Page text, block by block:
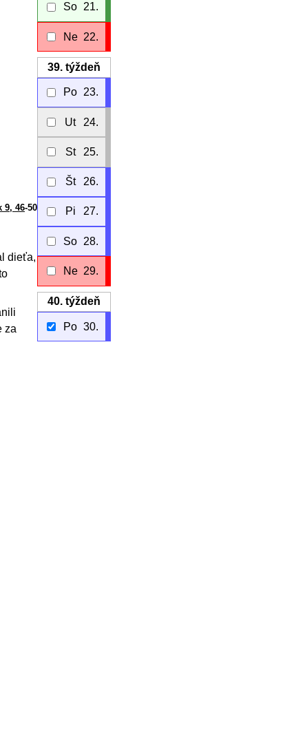
9, 46-50
dieťa,
za
So 21.
Ne 22.
39.týždeň
Po 23.
Ut 24.
St 25.
Št 26.
Pi 27.
So 28.
Ne 29.
40.týždeň
Po 30.